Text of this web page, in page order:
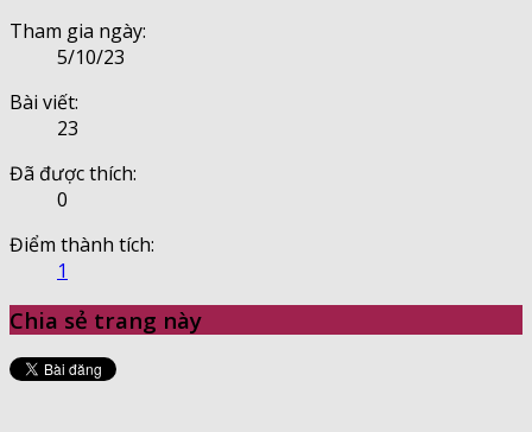
Tham gia ngày:
5/10/23
Bài viết:
23
Đã được thích:
0
Điểm thành tích:
1
Chia sẻ trang này